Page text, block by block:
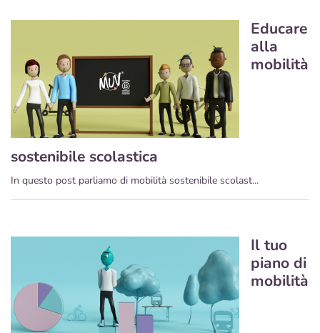
Educare
alla
mobilità
sostenibile scolastica
In questo post parliamo di mobilità sostenibile scolast...
Il tuo
piano di
mobilità